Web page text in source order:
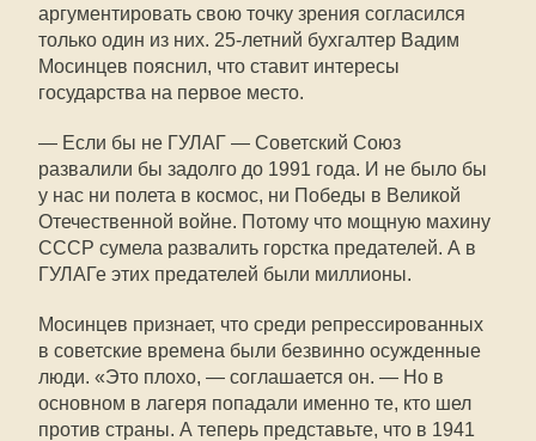
аргументировать свою точку зрения согласился
только один из них. 25-летний бухгалтер Вадим
Мосинцев пояснил, что ставит интересы
государства на первое место.
— Если бы не ГУЛАГ — Советский Союз
развалили бы задолго до 1991 года. И не было бы
у нас ни полета в космос, ни Победы в Великой
Отечественной войне. Потому что мощную махину
СССР сумела развалить горстка предателей. А в
ГУЛАГе этих предателей были миллионы.
Мосинцев признает, что среди репрессированных
в советские времена были безвинно осужденные
люди. «Это плохо, — соглашается он. — Но в
основном в лагеря попадали именно те, кто шел
против страны. А теперь представьте, что в 1941